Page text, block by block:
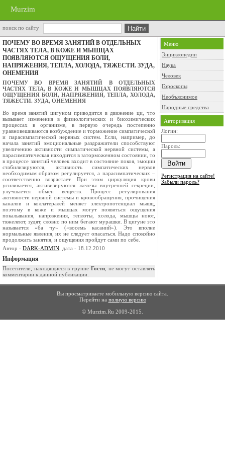
Murzim
поиск по сайту
ПОЧЕМУ ВО ВРЕМЯ ЗАНЯТИЙ В ОТДЕЛЬНЫХ
ЧАСТЯХ ТЕЛА, В КОЖЕ И МЫШЦАХ
ПОЯВЛЯЮТСЯ ОЩУЩЕНИЯ БОЛИ,
НАПРЯЖЕНИЯ, ТЕПЛА, ХОЛОДА, ТЯЖЕСТИ. ЗУДА,
ОНЕМЕНИЯ
ПОЧЕМУ ВО ВРЕМЯ ЗАНЯТИЙ В ОТДЕЛЬНЫХ
ЧАСТЯХ ТЕЛА, В КОЖЕ И МЫШЦАХ ПОЯВЛЯЮТСЯ
ОЩУЩЕНИЯ БОЛИ, НАПРЯЖЕНИЯ, ТЕПЛА, ХОЛОДА,
ТЯЖЕСТИ. ЗУДА, ОНЕМЕНИЯ
Во время занятий цигуном приводится в движение ци, что
вызывает изменения в физиологических и биохимических
процессах в организме, в первую очередь постепенно
уравновешиваются возбуждение и торможение симпатической
и парасимпатической нервных систем. Если, например, до
начала занятий эмоциональные раздражители способствуют
увеличению активности симпатической нервной системы, а
парасимпатическая находится в заторможенном состоянии, то
в процессе занятий человек входит в состояние покоя, эмоции
стабилизируются, активность симпатических нервов
необходимым образом регулируется, а парасимпатических –
соответственно возрастает. При этом циркуляция крови
усиливается, активизируются железы внутренней секреции,
улучшается обмен веществ. Процесс регулирования
активности нервной системы и кровообращения, прочищения
каналов и коллатералей меняет электропотенциал мышц,
поэтому в коже и мышцах могут появиться ощущения
покалывания, напряжения, теплоты, холода, мышцы ноют,
тяжелеют, зудят, словно по ним бегают мурашки. В цигуне это
называется «ба чу» («восемь касаний»). Это вполне
нормальные явления, их не следует опасаться. Надо спокойно
продолжать занятия, и ощущения пройдут сами по себе.
Автор - DARK-ADMIN , дата - 18.12.2010
Информация
Посетители, находящиеся в группе Гости, не могут оставлять
комментарии к данной публикации.
Меню
Энциклопедии
Наука
Человек
Гороскопы
Необъяснимое
Народные средства
Авторизация
Логин:
Пароль:
Регистрация на сайте!
Забыли пароль?
Вы просматриваете мобильную версию сайта.
Перейти на полную версию
© Murzim.Ru 2009-2015.